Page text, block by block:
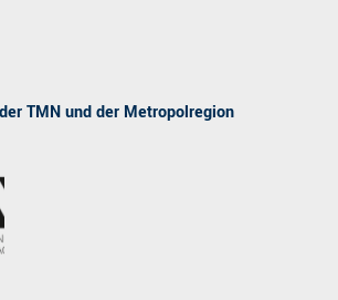
TMN und der Metropolregion